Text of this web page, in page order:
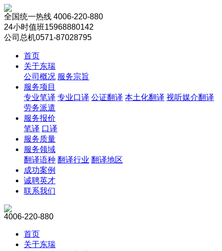
全国统一热线 4006-220-880
24小时值班15968880142
公司总机0571-87028795
首页
关于东瑞
公司概况 服务宗旨
服务项目
专业笔译 专业口译 公证翻译 本土化翻译 视听媒介翻译
劳务派遣
服务报价
笔译 口译
服务质量
服务领域
翻译语种 翻译行业 翻译地区
成功案例
诚聘英才
联系我们
4006-220-880
首页
关于东瑞